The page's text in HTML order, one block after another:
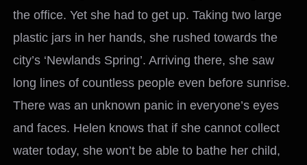
the office. Yet she had to get up. Taking two large
plastic jars in her hands, she rushed towards the
city’s ‘Newlands Spring’. Arriving there, she saw
long lines of countless people even before sunrise.
There was an unknown panic in everyone’s eyes
and faces. Helen knows that if she cannot collect
water today, she won’t be able to bathe her child,